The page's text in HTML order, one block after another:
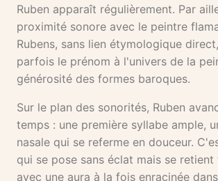
Ruben apparaît régulièrement. Par
proximité sonore avec le peintre
Rubens, sans lien étymologique
parfois le prénom à l'univers de la
générosité des formes baroques.
Sur le plan des sonorités, Ruben
temps : une première syllabe ample,
nasale qui se referme en douceur.
qui se pose sans éclat mais se retient
avec une aura à la fois enracinée